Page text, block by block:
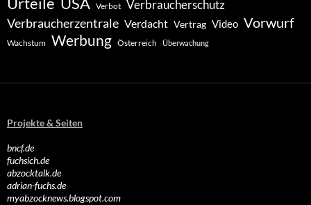
Verbot Verbraucherschutz
Verbraucherzentrale Verdacht Vertrag Video Vorwurf
Wachstum Werbung Österreich Überwachung
Projekte & Seiten
bncf.de
fuchsich.de
abzocktalk.de
adrian-fuchs.de
myabzocknews.blogspot.com